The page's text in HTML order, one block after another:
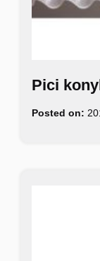
Pici
Posted on: